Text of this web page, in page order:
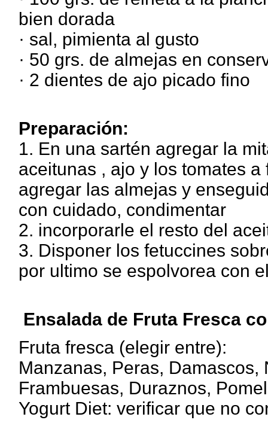
bien dorada
· sal, pimienta al gusto
· 50 grs. de almejas en
· 2 dientes de ajo picado fino
Preparación:
1. En una sartén agregar la
aceitunas , ajo y los tomates
agregar las almejas y
con cuidado, condimentar
2. incorporarle el resto del
3. Disponer los fetuccines
por ultimo se espolvorea con
Ensalada de Fruta Fresca
Fruta fresca (elegir entre):
Manzanas, Peras,
Frambuesas, Duraznos,
Yogurt Diet: verificar que no